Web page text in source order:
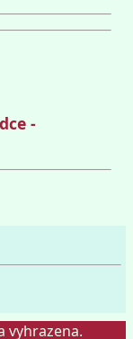
-
vyhrazena.